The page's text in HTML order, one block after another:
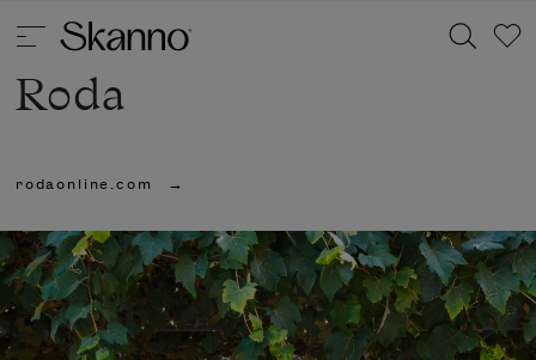
Haku
Type 2 or more characters for results.
Roda
rodaonline.com